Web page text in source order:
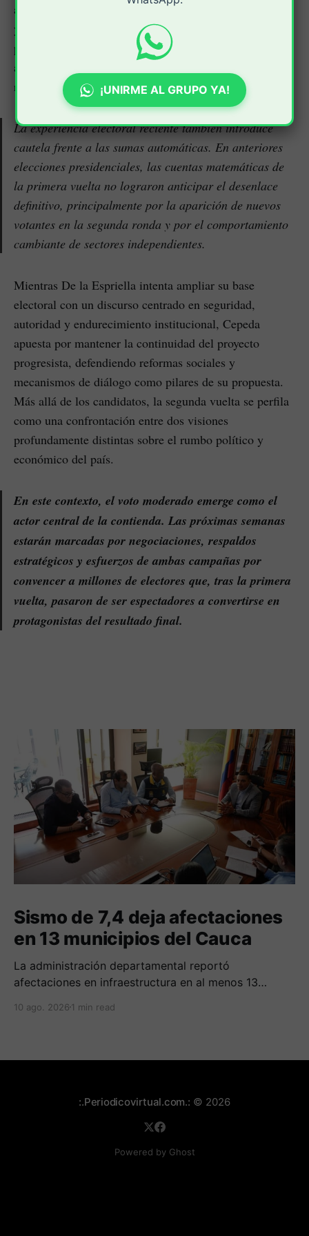
apoyos conseguidos por Sergio Fajardo, Claudia López
y parte del electorado que respaldó otras opciones
podrían inclinar la balanza en una contienda que se
anticipa mucho más cerrada que lo reflejan los
resultados iniciales.
La experiencia electoral reciente también introduce
cautela frente a las sumas automáticas. En anteriores
elecciones presidenciales, las cuentas matemáticas de
la primera vuelta no lograron anticipar el desenlace
definitivo, principalmente por la aparición de nuevos
votantes en la segunda ronda y por el comportamiento
cambiante de sectores independientes.
Mientras De la Espriella intenta ampliar su base
electoral con un discurso centrado en seguridad,
autoridad y endurecimiento institucional, Cepeda
apuesta por mantener la continuidad del proyecto
progresista, defendiendo reformas sociales y
mecanismos de diálogo como pilares de su propuesta.
Más allá de los candidatos, la segunda vuelta se perfila
como una confrontación entre dos visiones
profundamente distintas sobre el rumbo político y
económico del país.
En este contexto, el voto moderado emerge como el
actor central de la contienda. Las próximas semanas
estarán marcadas por negociaciones, respaldos
estratégicos y esfuerzos de ambas campañas por
convencer a millones de electores que, tras la primera
vuelta, pasaron de ser espectadores a convertirse en
protagonistas del resultado final.
Sismo de 7,4 deja afectaciones
en 13 municipios del Cauca
La administración departamental reportó
afectaciones en infraestructura en al menos 13
registran víctimas mortales.
10 ago. 2026 1 min read
¡UNIRME AL GRUPO YA!
:.Periodicovirtual.com.: © 2026
Powered by Ghost